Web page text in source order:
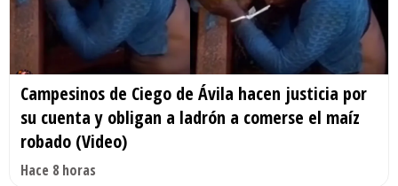
Campesinos de Ciego de Ávila hacen justicia por
su cuenta y obligan a ladrón a comerse el maíz
robado (Video)
Hace 8 horas